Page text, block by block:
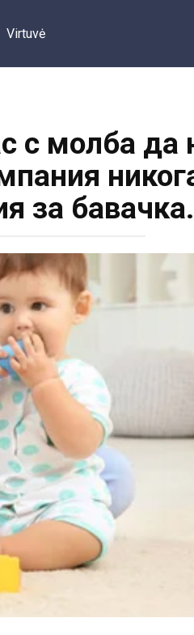
Virtuvė
с молба
за бавачка.